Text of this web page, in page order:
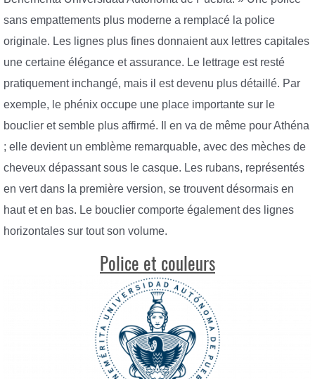
sans empattements plus moderne a remplacé la police
originale. Les lignes plus fines donnaient aux lettres capitales
une certaine élégance et assurance. Le lettrage est resté
pratiquement inchangé, mais il est devenu plus détaillé. Par
exemple, le phénix occupe une place importante sur le
bouclier et semble plus affirmé. Il en va de même pour Athéna
; elle devient un emblème remarquable, avec des mèches de
cheveux dépassant sous le casque. Les rubans, représentés
en vert dans la première version, se trouvent désormais en
haut et en bas. Le bouclier comporte également des lignes
horizontales sur tout son volume.
Police et couleurs